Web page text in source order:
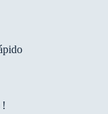
!